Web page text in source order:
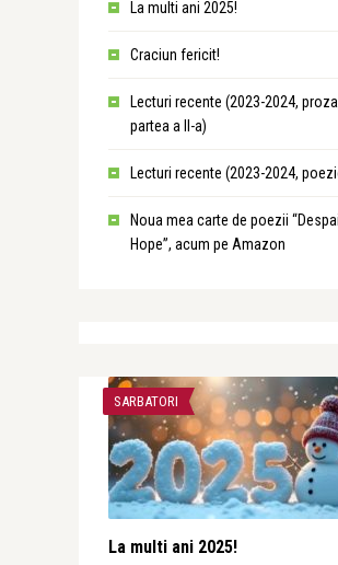
La multi ani 2025!
Craciun fericit!
Lecturi recente (2023-2024,
partea a II-a)
Lecturi recente (2023-2024,
Noua mea carte de poezii
Hope”, acum pe Amazon
SARBATORI
La multi ani 2025!